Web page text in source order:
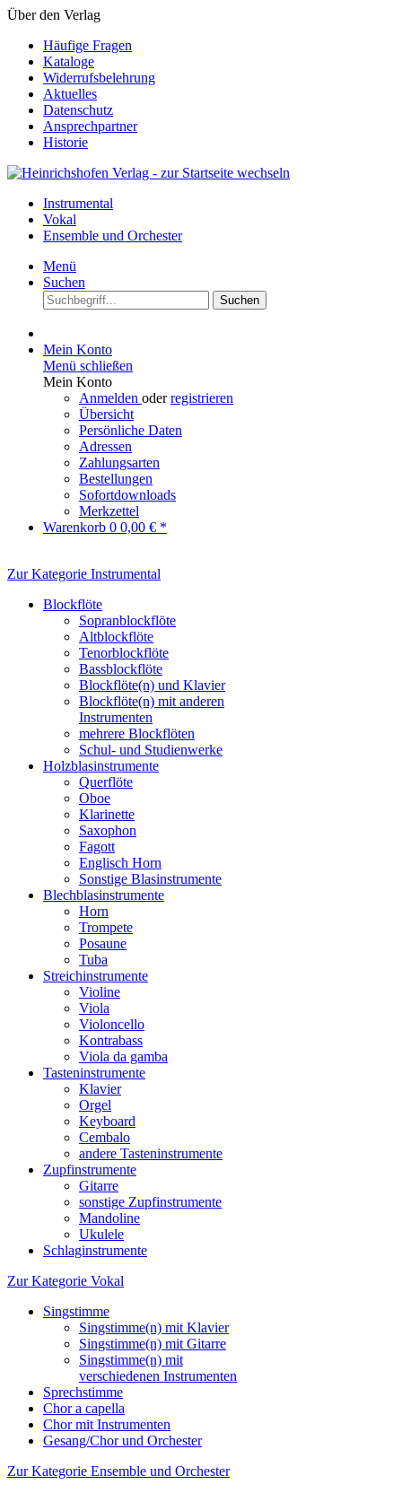
Über den Verlag
Häufige Fragen
Kataloge
Widerrufsbelehrung
Aktuelles
Datenschutz
Ansprechpartner
Historie
Instrumental
Vokal
Ensemble und Orchester
Menü
Suchen
Suchen
Mein Konto
Menü schließen
Mein Konto
Anmelden oderregistrieren
Übersicht
Persönliche Daten
Adressen
Zahlungsarten
Bestellungen
Sofortdownloads
Merkzettel
Warenkorb 0 0,00 € *
Zur Kategorie Instrumental
Blockflöte
Sopranblockflöte
Altblockflöte
Tenorblockflöte
Bassblockflöte
Blockflöte(n) und Klavier
Blockflöte(n) mit anderen
Instrumenten
mehrere Blockflöten
Schul- und Studienwerke
Holzblasinstrumente
Querflöte
Oboe
Klarinette
Saxophon
Fagott
Englisch Horn
Sonstige Blasinstrumente
Blechblasinstrumente
Horn
Trompete
Posaune
Tuba
Streichinstrumente
Violine
Viola
Violoncello
Kontrabass
Viola da gamba
Tasteninstrumente
Klavier
Orgel
Keyboard
Cembalo
andere Tasteninstrumente
Zupfinstrumente
Gitarre
sonstige Zupfinstrumente
Mandoline
Ukulele
Schlaginstrumente
Zur Kategorie Vokal
Singstimme
Singstimme(n) mit Klavier
Singstimme(n) mit Gitarre
Singstimme(n) mit
verschiedenen Instrumenten
Sprechstimme
Chor a capella
Chor mit Instrumenten
Gesang/Chor und Orchester
Zur Kategorie Ensemble und Orchester